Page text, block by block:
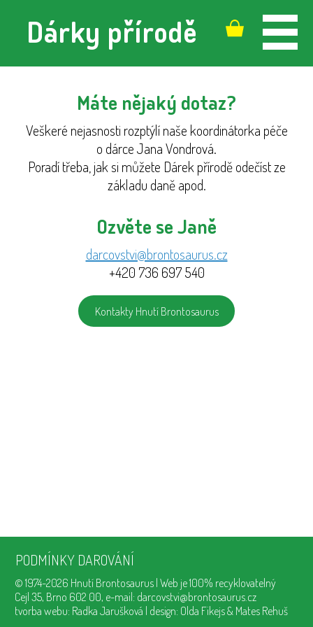
Dárky přírodě
Máte nějaký dotaz?
Veškeré nejasnosti rozptýlí naše koordinátorka péče
o dárce Jana Vondrová.
Poradí třeba, jak si můžete Dárek přírodě odečíst ze
základu daně apod.
Ozvěte se Janě
darcovstvi@brontosaurus.cz
+420 736 697 540
Kontakty Hnutí Brontosaurus
PODMÍNKY DAROVÁNÍ
© 1974-2026 Hnutí Brontosaurus | Web je 100% recyklovatelný
Cejl 35, Brno 602 00, e-mail: darcovstvi@brontosaurus.cz
tvorba webu: Radka Jarušková | design: Olda Fikejs& Mates Rehuš